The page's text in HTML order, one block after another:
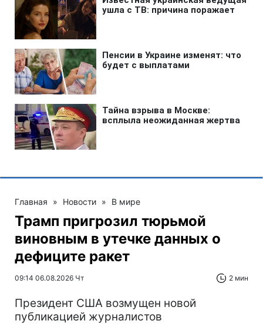
Главная » Новости » В мире
Трамп пригрозил тюрьмой
виновным в утечке данных о
дефиците ракет
09:14 06.08.2026 Чт 2 мин
Президент США возмущен новой
публикацией журналистов